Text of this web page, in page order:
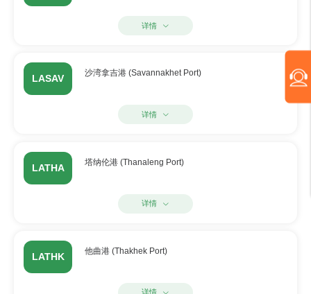
详情
LASAV 沙湾拿吉港 (Savannakhet Port)
详情
LATHA 塔纳伦港 (Thanaleng Port)
详情
LATHK 他曲港 (Thakhek Port)
详情